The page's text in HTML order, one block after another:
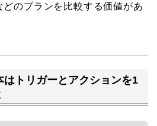
のプランを比較する価値があ
トリガーとアクションを1